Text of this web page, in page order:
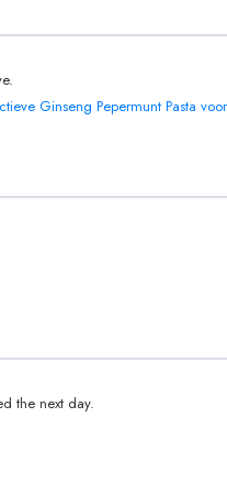
Ginseng Pepermunt Pasta
the next day.